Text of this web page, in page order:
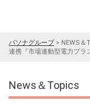
パソナグループ> NEWS＆
連携『市場連動型電力プラ
News＆Topics